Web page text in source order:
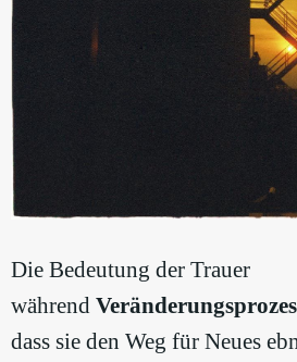
Die Bedeutung der Trauer
während
dass sie den Weg für Neues